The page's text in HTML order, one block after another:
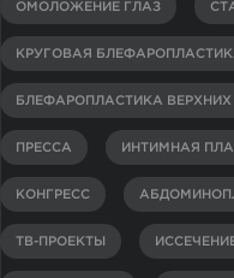
ОМОЛОЖЕНИЕ ГЛАЗ
КРУГОВАЯ
БЛЕФАРОПЛАСТИКА ВЕРХНИХ
ПРЕССА ИНТИМНАЯ
КОНГРЕСС
ТВ-ПРОЕКТЫ